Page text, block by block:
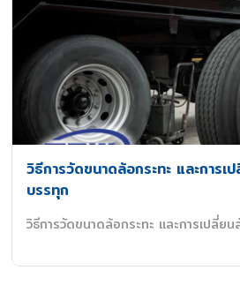
วิธีการวัดขนาดล้อกระทะ และการเ
บรรทุก
วิธีการวัดขนาดล้อกระทะ และการเปลี่ย